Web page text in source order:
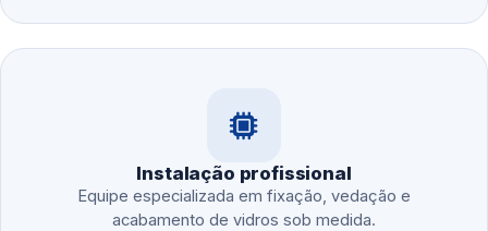
Instalação profissional
Equipe especializada em fixação, vedação e
acabamento de vidros sob medida.